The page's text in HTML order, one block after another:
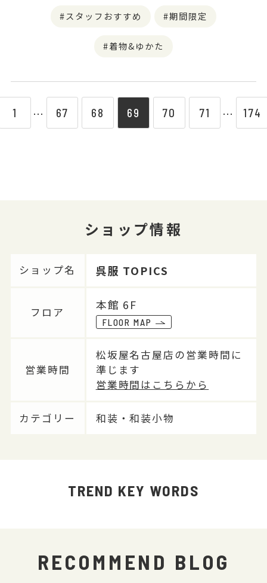
スタッフおすすめ 期間限定
着物&ゆかた
1 ⋯ 67 68 69 70 71 ⋯ 174
ショップ情報
ショップ名 呉服 TOPICS
フロア
本館 6F
FLOOR MAP
営業時間
松坂屋名古屋店の営業時間に
準じます
営業時間はこちらから
カテゴリー 和装・和装小物
TREND KEY WORDS
RECOMMEND BLOG